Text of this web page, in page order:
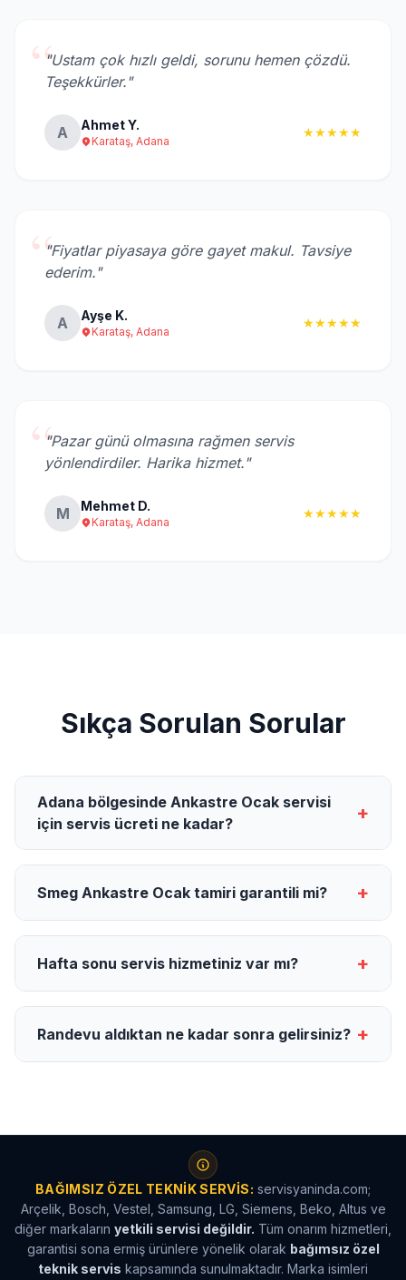
“"Ustam çok hızlı geldi, sorunu hemen çözdü.
Teşekkürler."
A Ahmet Y.
Karataş, Adana
★★★★★
“"Fiyatlar piyasaya göre gayet makul. Tavsiye
ederim."
A Ayşe K.
Karataş, Adana
★★★★★
“"Pazar günü olmasına rağmen servis
yönlendirdiler. Harika hizmet."
M Mehmet D.
Karataş, Adana
★★★★★
Sıkça Sorulan Sorular
Adana bölgesinde Ankastre Ocak servisi
için servis ücreti ne kadar?
+
Smeg Ankastre Ocak tamiri garantili mi? +
Hafta sonu servis hizmetiniz var mı? +
Randevu aldıktan ne kadar sonra gelirsiniz? +
BAĞIMSIZ ÖZEL TEKNIK SERVIS: servisyaninda.com;
Arçelik, Bosch, Vestel, Samsung, LG, Siemens, Beko, Altus ve
diğer markaların yetkili servisi değildir. Tüm onarım hizmetleri,
garantisi sona ermiş ürünlere yönelik olarak bağımsız özel
teknik servis kapsamında sunulmaktadır. Marka isimleri